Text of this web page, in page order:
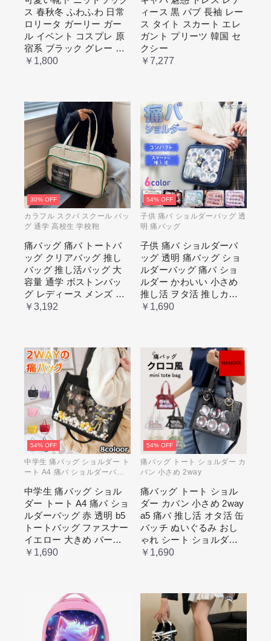
ベージュ cm067t2t2x1 ホワイ
ト
ス 春秋冬 ふわふわ 日常
ロリータ ガーリー ガー
ル イベント コスプレ 原
宿系 ブラック グレー ベ
ージュ cm067t2t2x1 ホワ
￥1,800
ィース 黒 パブ 長袖 レー
ス タイト スカート エレ
ガント プリーツ 韓国 セ
クシー
￥7,277
30% OFF
カラフル スクバ スクール バッ
グ 通学 高校生 学校鞄
痛バッグ 痛バ トートバ
ッグ クリアバッグ 推し
バッグ 推し活バッグ 大
容量 通学 ボストンバッ
グ レディース メンズ 男
女兼用 学生 スクール 透
￥3,192
54% OFF
子供 痛バ ショルダーバッグ 透
明 痛バッグ
子供 痛バ ショルダーバ
ッグ 透明 痛バッグ ショ
ルダーバッグ 痛バ ショ
ルダー かわいい 小さめ
推し活 ヲタ活 推しカラ
ー 推し色 肩掛け レディ
￥1,690
54% OFF
中学生 痛バッグ ショルダー ト
ート A4 痛バ ショルダーバッ
中学生 痛バッグ ショル
ダー トート A4 痛バ ショ
ルダーバッグ 赤 透明 b5
トートバッグ ファスナー
イエロー 大きめ パープ
ル 水色 いたばっく 痛バ
推し色 肩掛け レディー
￥1,690
54% OFF
痛バッグ トート ショルダー カ
バン 小さめ 2way
痛バッグ トート ショル
ダー カバン 小さめ 2way
a5 痛バ 推し活 オタ活 缶
バッチ ぬいぐるみ おし
ゃれ シート ショルダー
バッグ 透明 ポケット ク
￥1,690